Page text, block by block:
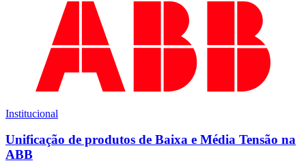
Institucional
Unificação de produtos de Baixa e Média Tensão na
ABB